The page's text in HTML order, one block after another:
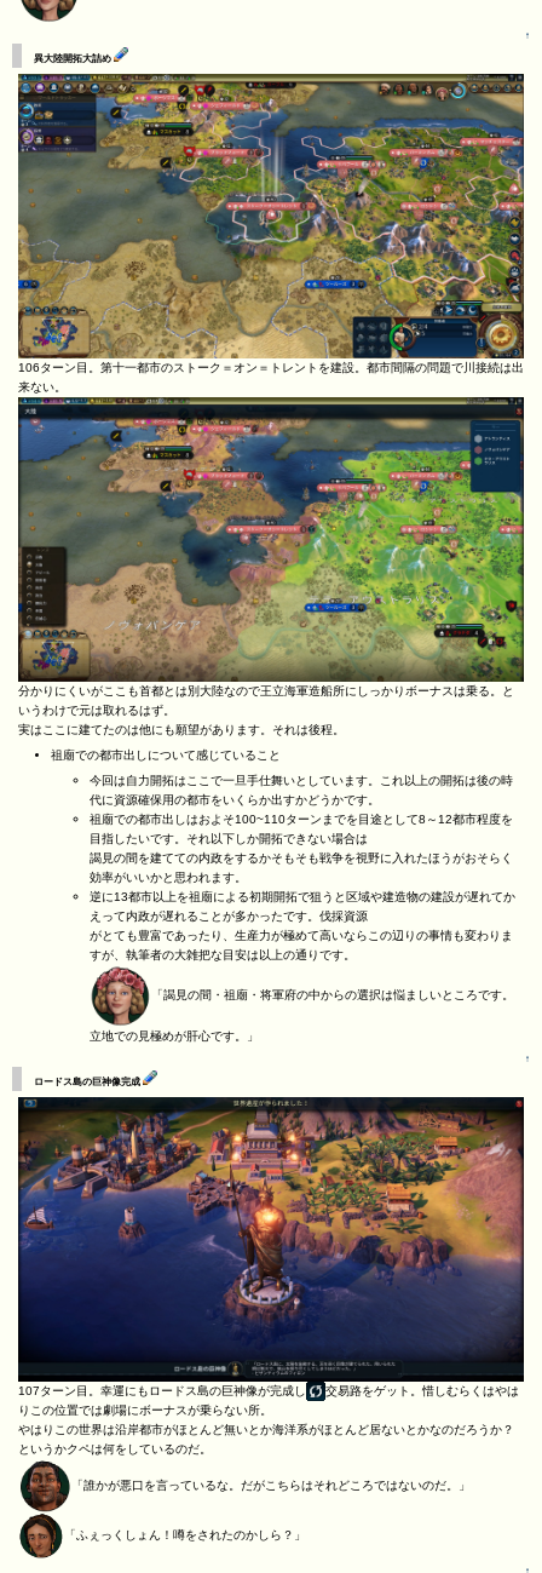
↑
異大陸開拓大詰め
106ターン目。第十一都市のストーク＝オン＝トレントを建設。都市間隔の問題で川接続は出
来ない。
分かりにくいがここも首都とは別大陸なので王立海軍造船所にしっかりボーナスは乗る。と
いうわけで元は取れるはず。
実はここに建てたのは他にも願望があります。それは後程。
祖廟での都市出しについて感じていること
今回は自力開拓はここで一旦手仕舞いとしています。これ以上の開拓は後の時
代に資源確保用の都市をいくらか出すかどうかです。
祖廟での都市出しはおよそ100~110ターンまでを目途として8～12都市程度を
目指したいです。それ以下しか開拓できない場合は
謁見の間を建てての内政をするかそもそも戦争を視野に入れたほうがおそらく
効率がいいかと思われます。
逆に13都市以上を祖廟による初期開拓で狙うと区域や建造物の建設が遅れてか
えって内政が遅れることが多かったです。伐採資源
がとても豊富であったり、生産力が極めて高いならこの辺りの事情も変わりま
すが、執筆者の大雑把な目安は以上の通りです。
「謁見の間・祖廟・将軍府の中からの選択は悩ましいところです。
立地での見極めが肝心です。」
↑
ロードス島の巨神像完成
107ターン目。幸運にもロードス島の巨神像が完成し
交易路をゲット。惜しむらくはやは
りこの位置では劇場にボーナスが乗らない所。
やはりこの世界は沿岸都市がほとんど無いとか海洋系がほとんど居ないとかなのだろうか？
というかクペは何をしているのだ。
「誰かが悪口を言っているな。だがこちらはそれどころではないのだ。」
「ふぇっくしょん！噂をされたのかしら？」